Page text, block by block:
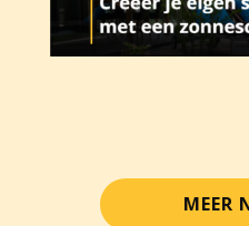
MEER